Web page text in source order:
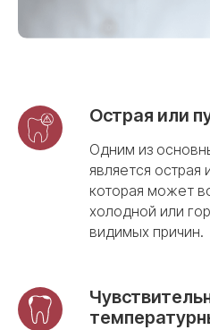
Острая или
Одним из
является острая
которая может
холодной или
видимых причин.
Лечение
без боли только
Заполните форму для
консультации. Выбирая нас, вы